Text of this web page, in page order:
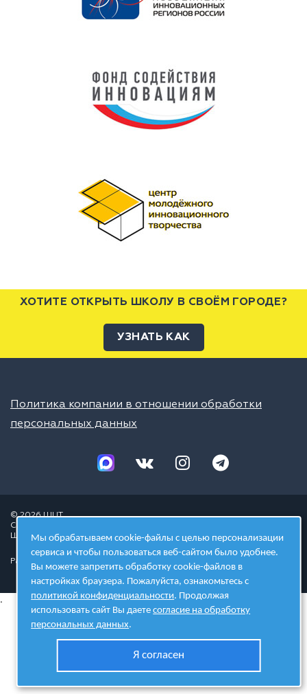
ХОТИТЕ ОТКРЫТЬ ШКОЛУ В СВОЁМ ГОРОДЕ?
УЗНАТЬ КАК
Политика компании в отношении обработки
персональных данных
© 2026 ШЦТ
Сеть центров молодёжного инновационного творчества
Школа цифровых технологий
Разработано в студии
.
Мы обрабатываем cookie-файлы с целью персонализации
сервиса и чтобы пользоваться веб-сайтом было удобнее.
Вы можете запретить обработку cookie-файлов в
настройках браузера. Пожалуйста, ознакомьтесь с
политикой конфиденциальности. Продолжая
использовать сайт Вы даетесогласие на обработку
персональных данных.
Я согласен